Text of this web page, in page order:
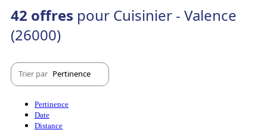
42 offres pour Cuisinier - Valence
(26000)
Trier par Pertinence
Pertinence
Date
Distance